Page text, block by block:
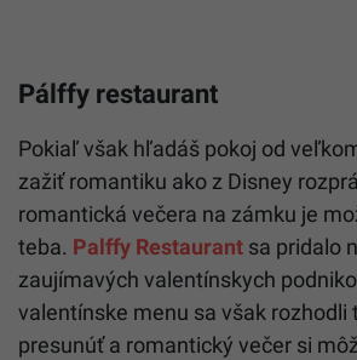
Pálffy restaurant
Pokiaľ však hľadáš pokoj od
zažiť romantiku ako z Disney
romantická večera na zámku je
teba. Palffy Restaurant sa pridalo
zaujímavých valentínskych
valentínske menu sa však rozhodli
presunúť a romantický večer si